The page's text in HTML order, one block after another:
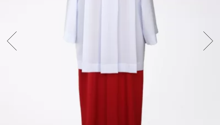
SUBMENU (SUTANNY I DODATKI )